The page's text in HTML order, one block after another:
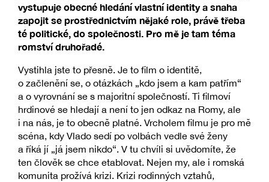
vystupuje obecné hledání vlastní identity a snaha
zapojit se prostřednictvím nějaké role, právě třeba
té politické, do společnosti. Pro mě je tam téma
romství druhořadé.
Vystihla jste to přesně. Je to film o identitě,
o začlenění se, o otázkách „kdo jsem a kam patřím“
a o vyrovnání se s majoritní společností. Ti filmoví
hrdinové se hledají a není to jen odkaz na Romy, ale
i na nás, je to obecně platné. Vrcholem filmu je pro mě
scéna, kdy Vlado sedí po volbách vedle své ženy
a říká jí „já jsem nikdo“. V tu chvíli si uvědomíte, že
ten člověk se chce etablovat. Nejen my, ale i romská
komunita prožívá krizi. Krizi rodinných vztahů,